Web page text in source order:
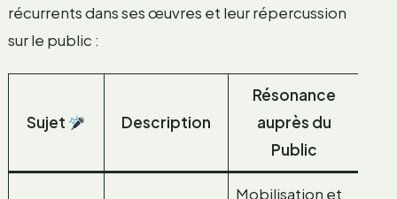
récurrents dans ses œuvres et leur répercussion
sur le public :
Sujet Description
Résonance
auprès du
Public
Mobilisation et